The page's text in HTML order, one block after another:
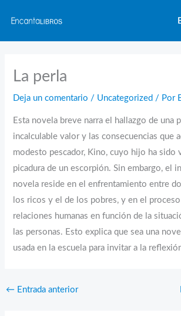
contenido
La perla
Deja un comentario / Uncategorized / Por
Esta novela breve narra el hallazgo de una
incalculable valor y las consecuencias que
modesto pescador, Kino, cuyo hijo ha sido
picadura de un escorpión. Sin embargo, el
novela reside en el enfrentamiento entre
los ricos y el de los pobres, y en el
relaciones humanas en función de la
las personas. Esto explica que sea una
usada en la escuela para invitar a la
← Entrada anterior